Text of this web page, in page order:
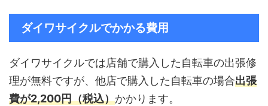
ダイワサイクルでかかる費用
ダイワサイクルでは店舗で購入した自転車の出張修
理が無料ですが、他店で購入した自転車の場合出張
費が2,200円（税込）かかります。